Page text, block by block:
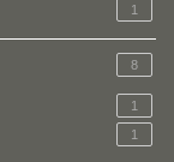
1
8
1
1